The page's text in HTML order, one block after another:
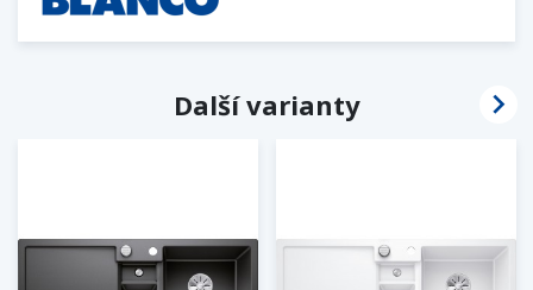
Další varianty 